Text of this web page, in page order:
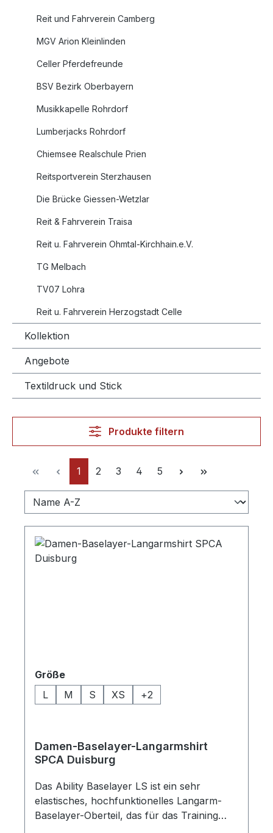
Reit und Fahrverein Camberg
MGV Arion Kleinlinden
Celler Pferdefreunde
BSV Bezirk Oberbayern
Musikkapelle Rohrdorf
Lumberjacks Rohrdorf
Chiemsee Realschule Prien
Reitsportverein Sterzhausen
Die Brücke Giessen-Wetzlar
Reit & Fahrverein Traisa
Reit u. Fahrverein Ohmtal-Kirchhain.e.V.
TG Melbach
TV07 Lohra
Reit u. Fahrverein Herzogstadt Celle
Kollektion
Angebote
Textildruck und Stick
Produkte filtern
Seite
1 Seite
2 Seite
3 Seite
4 Seite
5
Größeauswählen
L
M S XS +2
Damen-Baselayer-Langarmshirt
SPCA Duisburg
Das Ability Baselayer LS ist ein sehr
elastisches, hochfunktionelles Langarm-
Baselayer-Oberteil, das für das Training